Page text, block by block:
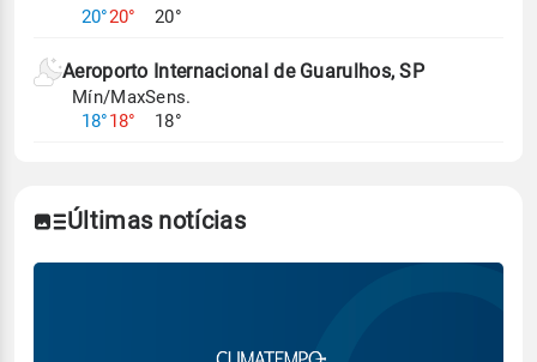
20°20°
20°
Aeroporto Internacional de Guarulhos, SP
Mín/Max
18°18°
Sens.
18°
Últimas notícias